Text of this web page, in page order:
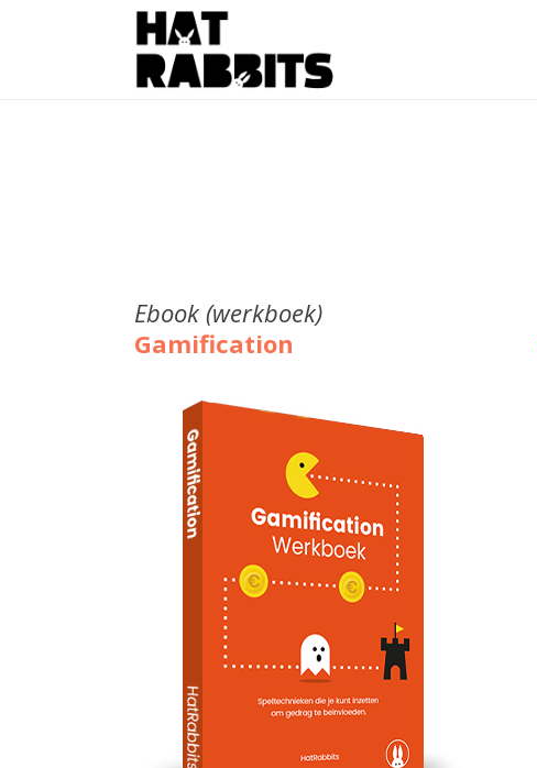
Ebook (werkboek)
Gamification